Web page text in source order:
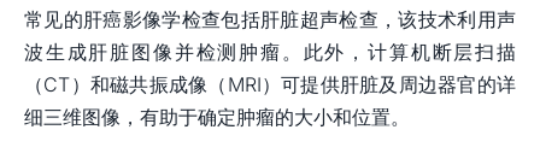
常见的肝癌影像学检查包括肝脏超声检查，该技术利用声
波生成肝脏图像并检测肿瘤。此外，计算机断层扫描
（CT）和磁共振成像（MRI）可提供肝脏及周边器官的详
细三维图像，有助于确定肿瘤的大小和位置。